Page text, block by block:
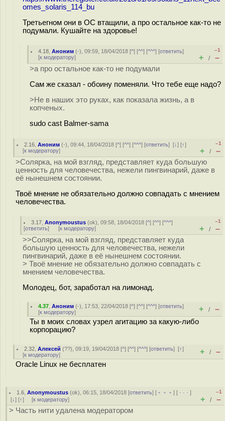
omes_solaris_114_bu
Третьегном они в ОС втащили, а про остальное как-то не
подумали. Кушайте на здоровье!
4.18 ,Аноним (-), 09:59, 18/04/2018 [^] [^^] [^^^] [ответить]
[к модератору]
–1
+ / –
>а про остальное как-то не подумали
Сам же сказал - обоину поменяли. Что тебе еще надо?
>Не в наших это руках, как показала жизнь, а в
копченых.
sudo cast Balmer-sama
2.16 ,Аноним (-), 09:44, 18/04/2018 [^] [^^] [^^^] [ответить][↓] [↑]
[к модератору]
–1
+ / –
>Солярка, на мой взгляд, представляет куда большую
ценность для человечества, нежели пингвинарий, даже в
её нынешнем состоянии.
Твоё мнение не обязательно должно совпадать с мнением
человечества.
3.17 ,Anonymoustus (ok), 09:58, 18/04/2018 [^] [^^] [^^^]
[ответить] [к модератору]
–1
+ / –
>>Солярка, на мой взгляд, представляет куда
большую ценность для человечества, нежели
пингвинарий, даже в её нынешнем состоянии.
> Твоё мнение не обязательно должно совпадать с
мнением человечества.
Молодец, бот, заработал на лимонад.
4.37 ,Аноним (-), 17:53, 22/04/2018 [^] [^^] [^^^] [ответить]
[к модератору] + / –
Ты в моих словах узрел агитацию за какую-либо
корпорацию?
2.32 ,Алексей (??), 09:19, 19/04/2018 [^] [^^] [^^^] [ответить][↑]
[к модератору] + / –
Oracle Linux не бесплатен
1.6 ,Anonymoustus (ok), 06:15, 18/04/2018 [ответить] [ ﹢﹢﹢] [ · · ·]
[↓] [↑] [к модератору]
–1
+ / –
> Часть нити удалена модератором